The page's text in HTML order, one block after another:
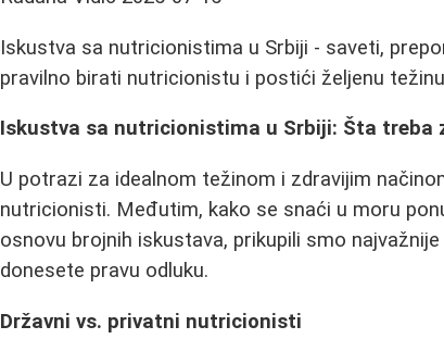
Iskustva sa nutricionistima u Srbiji - saveti,
pravilno birati nutricionistu i postići željenu
Iskustva sa nutricionistima u Srbiji: Šta treba
U potrazi za idealnom težinom i zdravijim
nutricionisti. Međutim, kako se snaći u moru
osnovu brojnih iskustava, prikupili smo
donesete pravu odluku.
Državni vs. privatni nutricionisti